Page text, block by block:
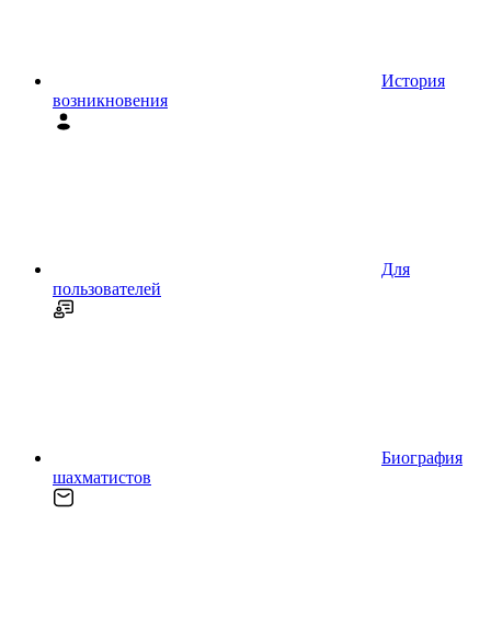
История
возникновения
Для
пользователей
Биография
шахматистов